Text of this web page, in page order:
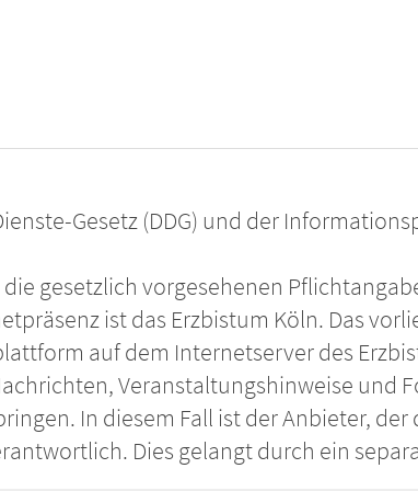
Gesetz (DDG) und der
gesetzlich vorgesehenen
ist das Erzbistum Köln. Das
auf dem Internetserver des
Veranstaltungshinweise und
In diesem Fall ist der Anbieter,
Dies gelangt durch ein